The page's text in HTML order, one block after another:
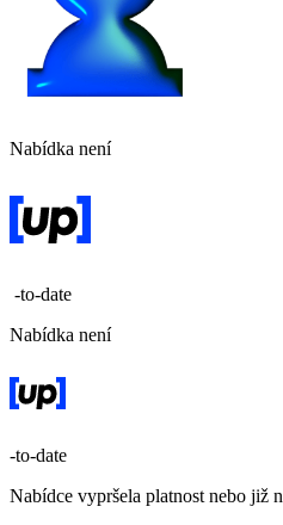
Nabídka není
-to-date
Nabídka není
-to-date
Nabídce vypršela platnost nebo již